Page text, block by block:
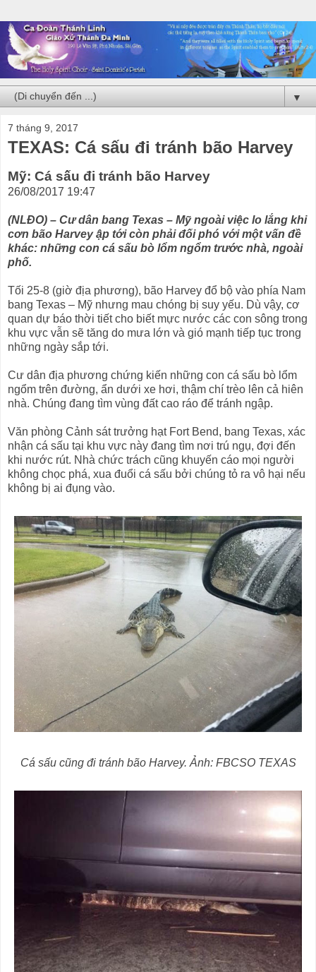
▼
7 tháng 9, 2017
TEXAS: Cá sấu đi tránh bão Harvey
Mỹ: Cá sấu đi tránh bão Harvey
26/08/2017 19:47
(NLĐO) – Cư dân bang Texas – Mỹ ngoài việc lo lắng khi
cơn bão Harvey ập tới còn phải đối phó với một vấn đề
khác: những con cá sấu bò lổm ngổm trước nhà, ngoài
phố.
Tối 25-8 (giờ địa phương), bão Harvey đổ bộ vào phía Nam
bang Texas – Mỹ nhưng mau chóng bị suy yếu. Dù vậy, cơ
quan dự báo thời tiết cho biết mực nước các con sông trong
khu vực vẫn sẽ tăng do mưa lớn và gió mạnh tiếp tục trong
những ngày sắp tới.
Cư dân địa phương chứng kiến những con cá sấu bò lổm
ngổm trên đường, ẩn dưới xe hơi, thậm chí trèo lên cả hiên
nhà. Chúng đang tìm vùng đất cao ráo để tránh ngập.
Văn phòng Cảnh sát trưởng hạt Fort Bend, bang Texas, xác
nhận cá sấu tại khu vực này đang tìm nơi trú ngụ, đợi đến
khi nước rút. Nhà chức trách cũng khuyến cáo mọi người
không chọc phá, xua đuổi cá sấu bởi chúng tỏ ra vô hại nếu
không bị ai đụng vào.
Cá sấu cũng đi tránh bão Harvey. Ảnh: FBCSO TEXAS